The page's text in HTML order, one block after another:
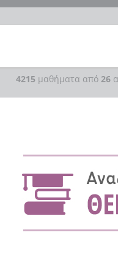
4215 μαθήματα από 26